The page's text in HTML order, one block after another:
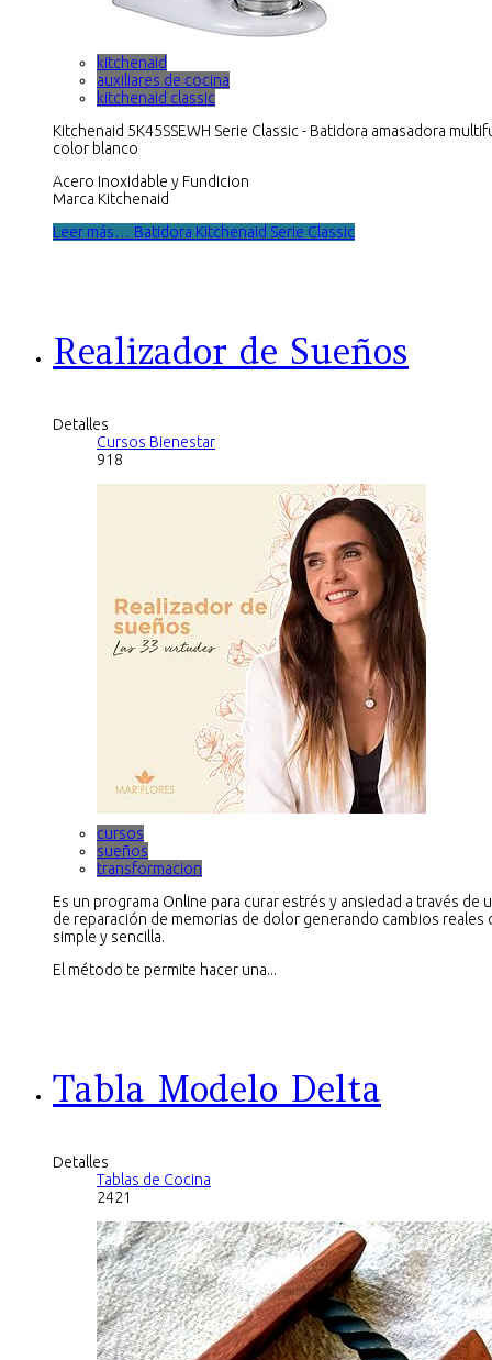
kitchenaid
auxiliares de cocina
kitchenaid classic
Kitchenaid 5K45SSEWH Serie Classic - Batidora amasadora
color blanco
Acero Inoxidable y Fundicion
Marca Kitchenaid
Leer más… Batidora Kitchenaid Serie Classic
Realizador de Sueños
Detalles
Cursos Bienestar
918
cursos
sueños
transformacion
Es un programa Online para curar estrés y ansiedad a través de
de reparación de memorias de dolor generando cambios reales
simple y sencilla.
El método te permite hacer una...
Tabla Modelo Delta
Detalles
Tablas de Cocina
2421